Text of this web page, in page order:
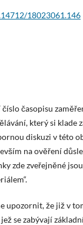
18023061.146
časopisu
který si klade
diskuzi v této
na ověření
zde zveřejněné
upozornit, že již v
se zabývají